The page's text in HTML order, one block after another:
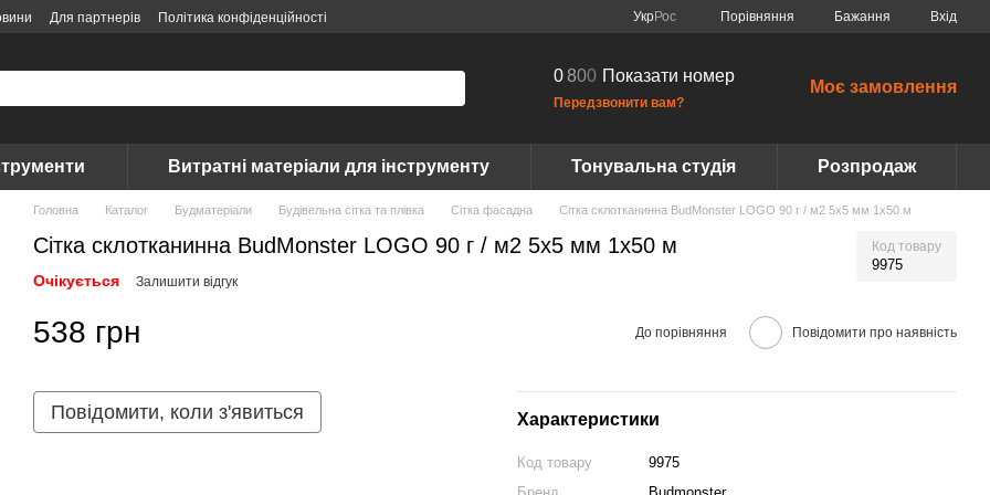
Для партнерів
Політика конфіденційності
УкрРос Порівняння Бажання Вхід
0800 Показати номер
Передзвонити вам?
Моє замовлення
Витратні матеріали для інструменту Тонувальна студія Розпродаж
Головна Каталог Будматеріали Будівельна сітка та плівка Сітка фасадна Сітка склотканинна BudMonster LOGO 90 г / м2 5x5 мм 1x50 м
Сітка склотканинна BudMonster LOGO 90 г / м2 5x5 мм 1x50 м Код товару
9975
Очікується Залишити відгук
538 грн До порівняння Повідомити про наявність
Повідомити, коли з'явиться Характеристики
Код товару
9975